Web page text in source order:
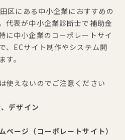
区にある中小企業におすすめの
代表が中小企業診断士で補助金
に中小企業のコーポレートサイ
、ECサイト制作やシステム開
。
使えないのでご注意ください
デザイン
ページ（コーポレートサイト）